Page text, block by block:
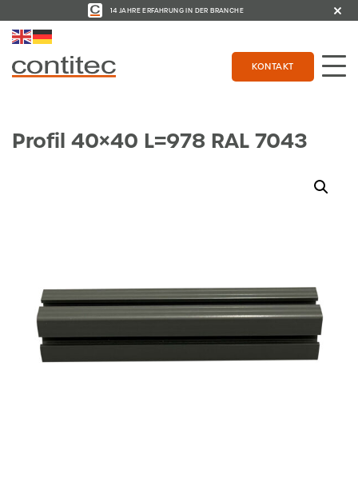
14 JAHRE ERFAHRUNG IN DER BRANCHE
KONTAKT
Profil 40×40 L=978 RAL 7043